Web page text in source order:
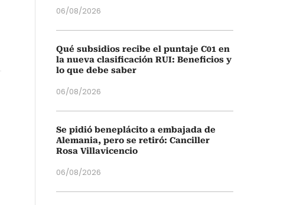
06/08/2026
Qué subsidios recibe el puntaje C01 en
la nueva clasificación RUI: Beneficios y
lo que debe saber
06/08/2026
Se pidió beneplácito a embajada de
Alemania, pero se retiró: Canciller
Rosa Villavicencio
06/08/2026